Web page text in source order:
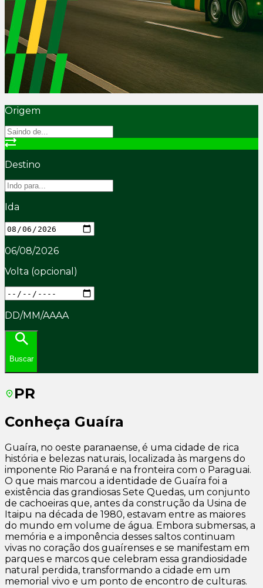
Origem
Destino
Ida
06/08/2026
Volta (opcional)
DD/MM/AAAA
Buscar
PR
Conheça Guaíra
Guaíra, no oeste paranaense, é uma cidade de rica
história e belezas naturais, localizada às margens do
imponente Rio Paraná e na fronteira com o Paraguai.
O que mais marcou a identidade de Guaíra foi a
existência das grandiosas Sete Quedas, um conjunto
de cachoeiras que, antes da construção da Usina de
Itaipu na década de 1980, estavam entre as maiores
do mundo em volume de água. Embora submersas, a
memória e a imponência desses saltos continuam
vivas no coração dos guaírenses e se manifestam em
parques e marcos que celebram essa grandiosidade
natural perdida, transformando a cidade em um
memorial vivo e um ponto de encontro de culturas.